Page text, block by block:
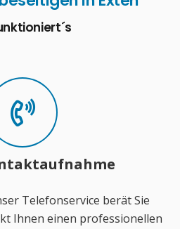
Telefonservice berät Sie
Ihnen einen professionellen